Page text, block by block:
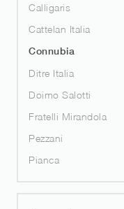
Calligaris
Cattelan Italia
Connubia
Ditre Italia
Doimo Salotti
Fratelli Mirandola
Pezzani
Pianca